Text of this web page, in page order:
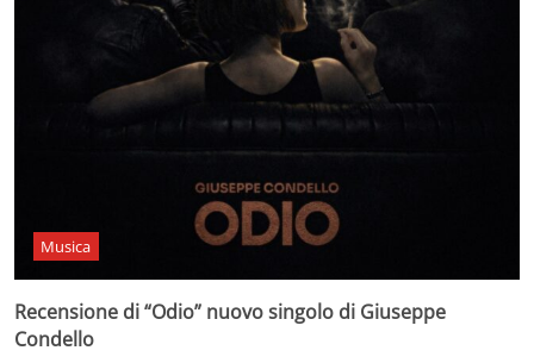
Musica
Recensione di “Odio” nuovo singolo di Giuseppe
Condello